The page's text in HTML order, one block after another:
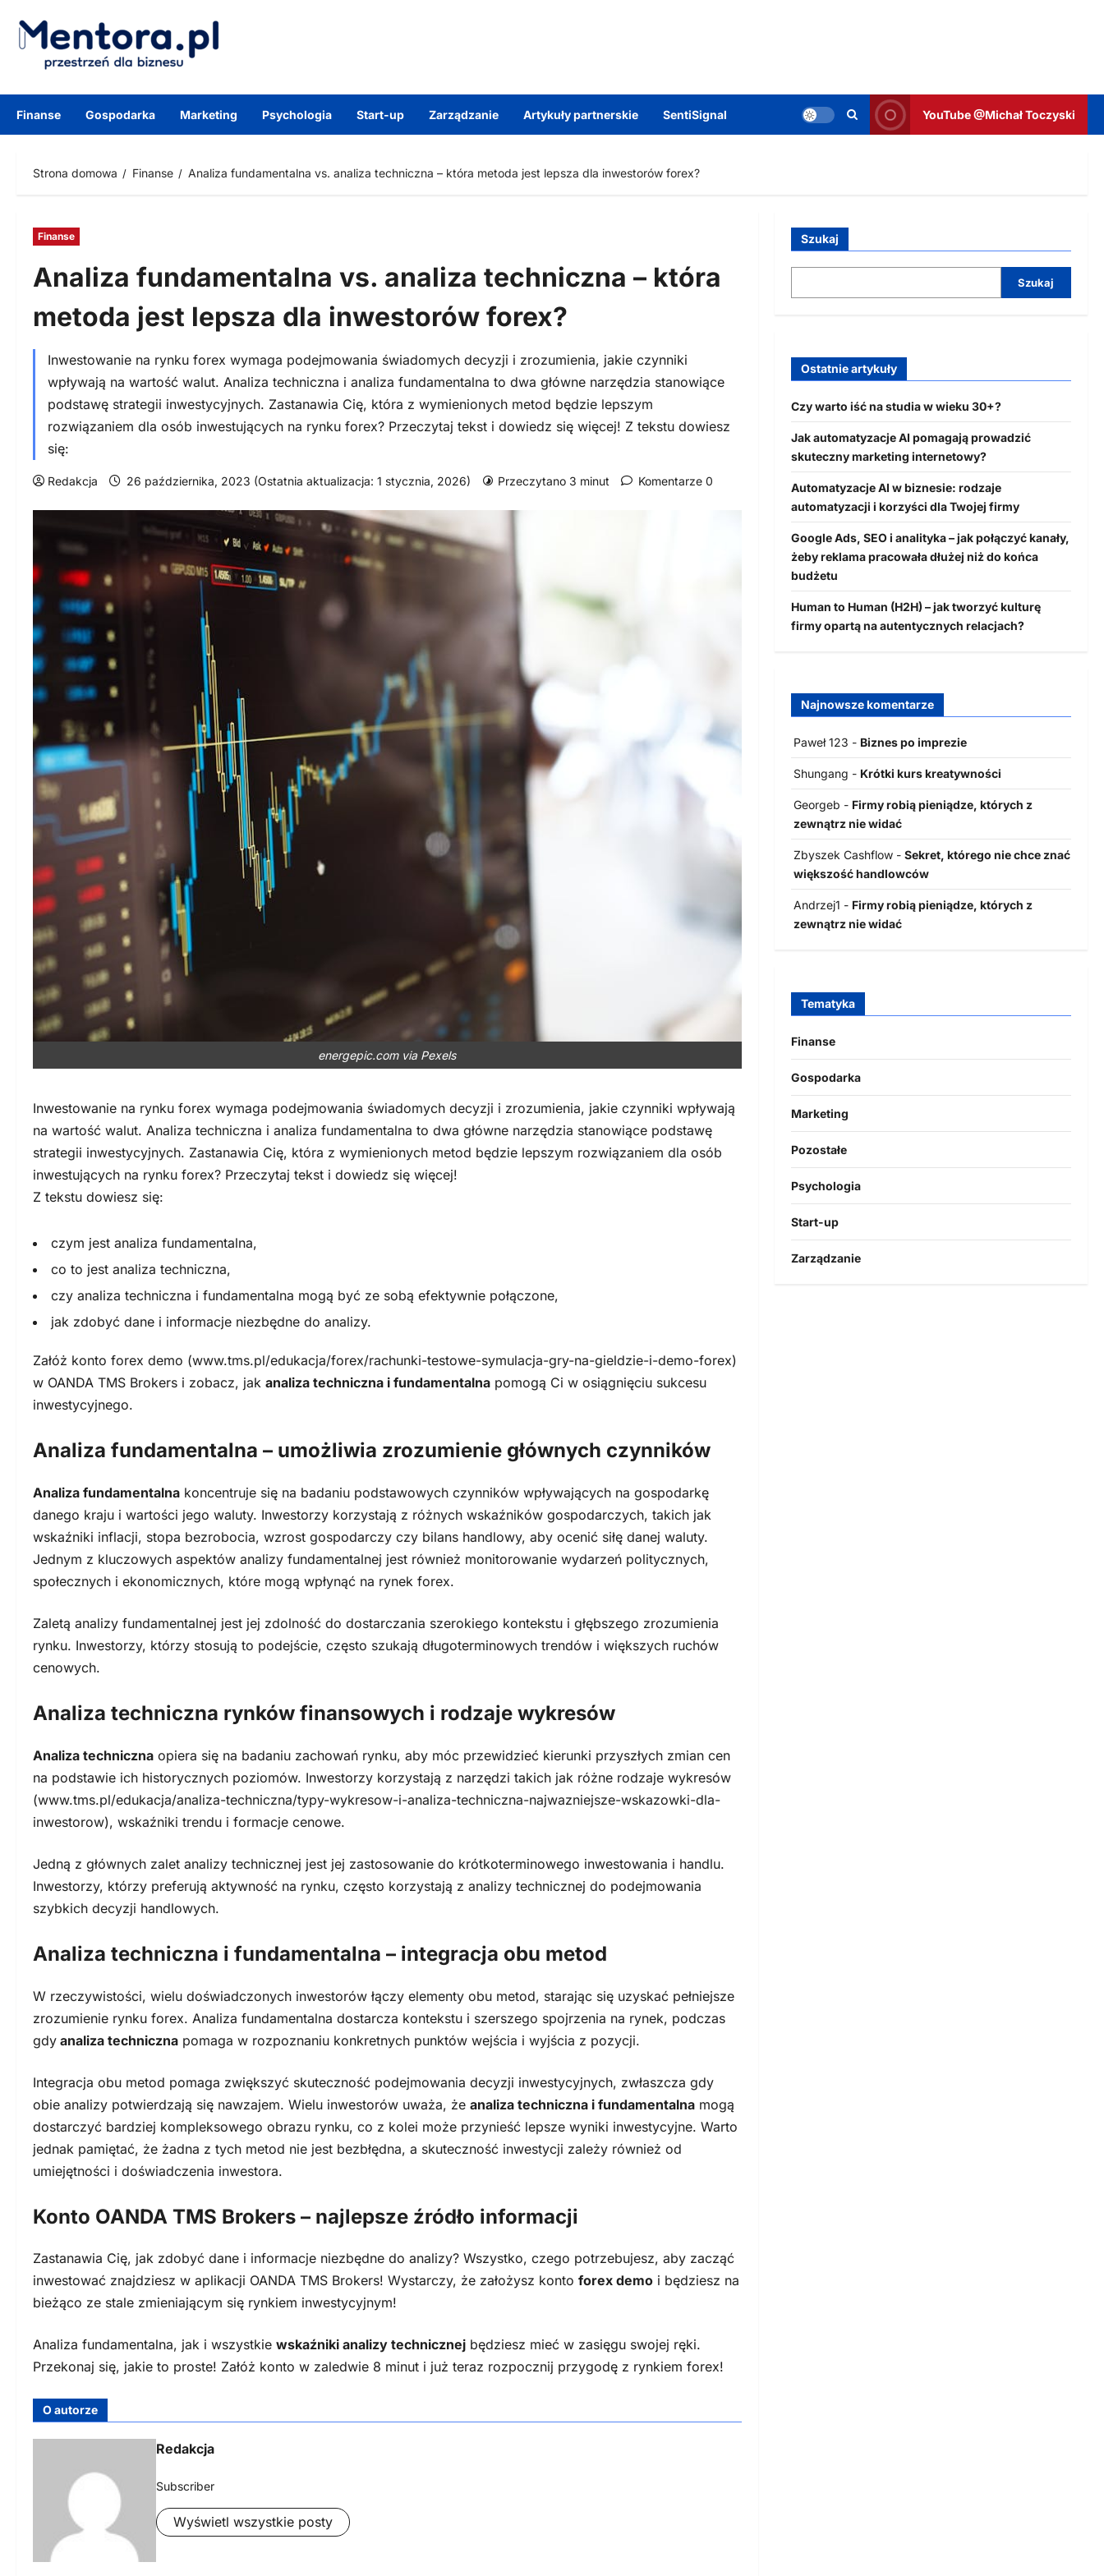
treści
Finanse Gospodarka Marketing Psychologia Start-up Zarządzanie Artykuły partnerskie SentiSignal YouTube @Michał Toczyski
Strona domowa Finanse Analiza fundamentalna vs. analiza techniczna – która metoda jest lepsza dla inwestorów forex?
Finanse
Analiza fundamentalna vs. analiza techniczna – która
metoda jest lepsza dla inwestorów forex?
Inwestowanie na rynku forex wymaga podejmowania świadomych decyzji i zrozumienia, jakie czynniki
wpływają na wartość walut. Analiza techniczna i analiza fundamentalna to dwa główne narzędzia stanowiące
podstawę strategii inwestycyjnych. Zastanawia Cię, która z wymienionych metod będzie lepszym
rozwiązaniem dla osób inwestujących na rynku forex? Przeczytaj tekst i dowiedz się więcej! Z tekstu dowiesz
się:
Redakcja 26 października, 2023 (Ostatnia aktualizacja: 1 stycznia, 2026) Przeczytano 3 minut Komentarze 0
energepic.com via Pexels
Inwestowanie na rynku forex wymaga podejmowania świadomych decyzji i zrozumienia, jakie czynniki wpływają
na wartość walut. Analiza techniczna i analiza fundamentalna to dwa główne narzędzia stanowiące podstawę
strategii inwestycyjnych. Zastanawia Cię, która z wymienionych metod będzie lepszym rozwiązaniem dla osób
inwestujących na rynku forex? Przeczytaj tekst i dowiedz się więcej!
Z tekstu dowiesz się:
czym jest analiza fundamentalna,
co to jest analiza techniczna,
czy analiza techniczna i fundamentalna mogą być ze sobą efektywnie połączone,
jak zdobyć dane i informacje niezbędne do analizy.
Załóż konto forex demo (www.tms.pl/edukacja/forex/rachunki-testowe-symulacja-gry-na-gieldzie-i-demo-forex)
w OANDA TMS Brokers i zobacz, jak analiza techniczna i fundamentalna pomogą Ci w osiągnięciu sukcesu
inwestycyjnego.
Analiza fundamentalna – umożliwia zrozumienie głównych czynników
Analiza fundamentalna koncentruje się na badaniu podstawowych czynników wpływających na gospodarkę
danego kraju i wartości jego waluty. Inwestorzy korzystają z różnych wskaźników gospodarczych, takich jak
wskaźniki inflacji, stopa bezrobocia, wzrost gospodarczy czy bilans handlowy, aby ocenić siłę danej waluty.
Jednym z kluczowych aspektów analizy fundamentalnej jest również monitorowanie wydarzeń politycznych,
społecznych i ekonomicznych, które mogą wpłynąć na rynek forex.
Zaletą analizy fundamentalnej jest jej zdolność do dostarczania szerokiego kontekstu i głębszego zrozumienia
rynku. Inwestorzy, którzy stosują to podejście, często szukają długoterminowych trendów i większych ruchów
cenowych.
Analiza techniczna rynków finansowych i rodzaje wykresów
Analiza techniczna opiera się na badaniu zachowań rynku, aby móc przewidzieć kierunki przyszłych zmian cen
na podstawie ich historycznych poziomów. Inwestorzy korzystają z narzędzi takich jak różne rodzaje wykresów
(www.tms.pl/edukacja/analiza-techniczna/typy-wykresow-i-analiza-techniczna-najwazniejsze-wskazowki-dla-
inwestorow), wskaźniki trendu i formacje cenowe.
Jedną z głównych zalet analizy technicznej jest jej zastosowanie do krótkoterminowego inwestowania i handlu.
Inwestorzy, którzy preferują aktywność na rynku, często korzystają z analizy technicznej do podejmowania
szybkich decyzji handlowych.
Analiza techniczna i fundamentalna – integracja obu metod
W rzeczywistości, wielu doświadczonych inwestorów łączy elementy obu metod, starając się uzyskać pełniejsze
zrozumienie rynku forex. Analiza fundamentalna dostarcza kontekstu i szerszego spojrzenia na rynek, podczas
gdy analiza techniczna pomaga w rozpoznaniu konkretnych punktów wejścia i wyjścia z pozycji.
Integracja obu metod pomaga zwiększyć skuteczność podejmowania decyzji inwestycyjnych, zwłaszcza gdy
obie analizy potwierdzają się nawzajem. Wielu inwestorów uważa, że analiza techniczna i fundamentalna mogą
dostarczyć bardziej kompleksowego obrazu rynku, co z kolei może przynieść lepsze wyniki inwestycyjne. Warto
jednak pamiętać, że żadna z tych metod nie jest bezbłędna, a skuteczność inwestycji zależy również od
umiejętności i doświadczenia inwestora.
Konto OANDA TMS Brokers – najlepsze źródło informacji
Zastanawia Cię, jak zdobyć dane i informacje niezbędne do analizy? Wszystko, czego potrzebujesz, aby zacząć
inwestować znajdziesz w aplikacji OANDA TMS Brokers! Wystarczy, że założysz konto forex demo i będziesz na
bieżąco ze stale zmieniającym się rynkiem inwestycyjnym!
Analiza fundamentalna, jak i wszystkie wskaźniki analizy technicznej będziesz mieć w zasięgu swojej ręki.
Przekonaj się, jakie to proste! Załóż konto w zaledwie 8 minut i już teraz rozpocznij przygodę z rynkiem forex!
O autorze
Redakcja
Subscriber
Wyświetl wszystkie posty
Szukaj
Szukaj
Ostatnie artykuły
Czy warto iść na studia w wieku 30+?
Jak automatyzacje AI pomagają prowadzić
skuteczny marketing internetowy?
Automatyzacje AI w biznesie: rodzaje
automatyzacji i korzyści dla Twojej firmy
Google Ads, SEO i analityka – jak połączyć kanały,
żeby reklama pracowała dłużej niż do końca
budżetu
Human to Human (H2H) – jak tworzyć kulturę
firmy opartą na autentycznych relacjach?
Najnowsze komentarze
Paweł 123 - Biznes po imprezie
Shungang - Krótki kurs kreatywności
Georgeb - Firmy robią pieniądze, których z
zewnątrz nie widać
Zbyszek Cashflow- Sekret, którego nie chce znać
większość handlowców
Andrzej1 - Firmy robią pieniądze, których z
zewnątrz nie widać
Tematyka
Finanse
Gospodarka
Marketing
Pozostałe
Psychologia
Start-up
Zarządzanie